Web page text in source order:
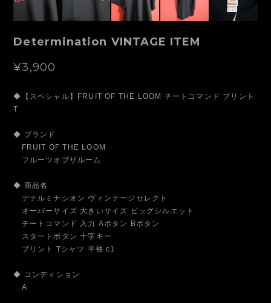
Determination VINTAGE ITEM
¥3,900
◆【スペシャル】FRUIT OF THE LOOM チートコマンド プリント
T
◆ ブランド
FRUIT OF THE LOOM
フルーツオブザルーム
◆ 商品名
デテルミナシオン ヴィンテージセレクト
オーバーサイズ 大きいサイズ ビッグシルエット
チートコマンド 入力 Aボタン Bボタン
スタートボタン 十字キー
プリント Tシャツ 半袖 c1
◆ コンディション
A